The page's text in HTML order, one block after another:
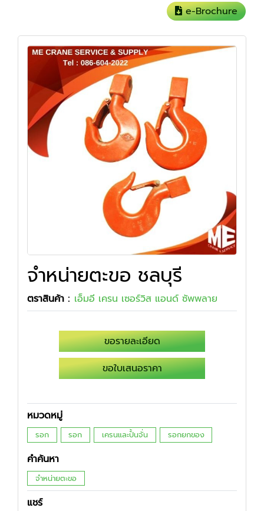
e-Brochure
จำหน่ายตะขอ ชลบุรี
ตราสินค้า : เอ็มอี เครน เซอร์วิส แอนด์ ซัพพลาย
ขอรายละเอียด
ขอใบเสนอราคา
หมวดหมู่
รอก รอก เครนและปั้นจั่น รอกยกของ
คำค้นหา
จำหน่ายตะขอ
แชร์